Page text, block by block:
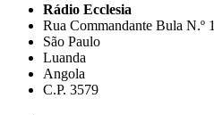
Rádio Ecclesia
Rua Commandante Bula N.º
São Paulo
Luanda
Angola
C.P. 3579